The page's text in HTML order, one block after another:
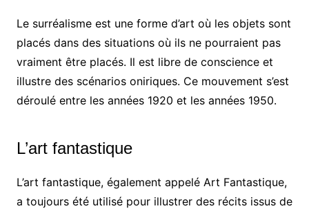
Le surréalisme est une forme d’art où les objets sont
placés dans des situations où ils ne pourraient pas
vraiment être placés. Il est libre de conscience et
illustre des scénarios oniriques. Ce mouvement s’est
déroulé entre les années 1920 et les années 1950.
L’art fantastique
L’art fantastique, également appelé Art Fantastique,
a toujours été utilisé pour illustrer des récits issus de